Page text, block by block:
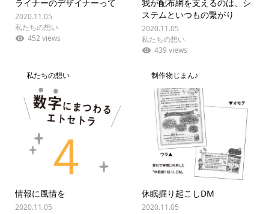
ライナーのデザイナーって
2020.11.05
私たちの想い
452 views
我が配布網を支えるのは、シ
ステムといつもの繋がり
2020.11.05
私たちの想い
439 views
私たちの想い
情報に風情を
2020.11.05
制作物じまん♪
休眠掘り起こしDM
2020.11.05